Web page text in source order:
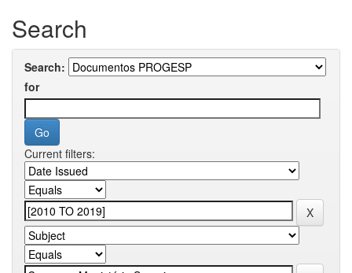
Search
Search:
for
Current filters: